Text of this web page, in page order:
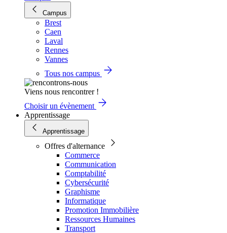
Campus
Brest
Caen
Laval
Rennes
Vannes
Tous nos campus
Viens nous rencontrer !
Choisir un évènement
Apprentissage
Apprentissage
Offres d'alternance
Commerce
Communication
Comptabilité
Cybersécurité
Graphisme
Informatique
Promotion Immobilière
Ressources Humaines
Transport